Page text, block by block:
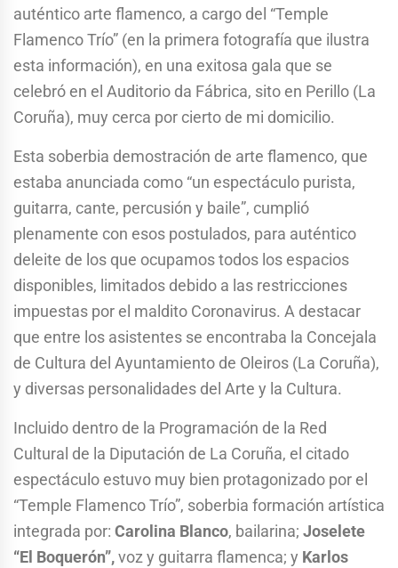
auténtico arte flamenco, a cargo del “Temple
Flamenco Trío” (en la primera fotografía que ilustra
esta información), en una exitosa gala que se
celebró en el Auditorio da Fábrica, sito en Perillo (La
Coruña), muy cerca por cierto de mi domicilio.
Esta soberbia demostración de arte flamenco, que
estaba anunciada como “un espectáculo purista,
guitarra, cante, percusión y baile”, cumplió
plenamente con esos postulados, para auténtico
deleite de los que ocupamos todos los espacios
disponibles, limitados debido a las restricciones
impuestas por el maldito Coronavirus. A destacar
que entre los asistentes se encontraba la Concejala
de Cultura del Ayuntamiento de Oleiros (La Coruña),
y diversas personalidades del Arte y la Cultura.
Incluido dentro de la Programación de la Red
Cultural de la Diputación de La Coruña, el citado
espectáculo estuvo muy bien protagonizado por el
“Temple Flamenco Trío”, soberbia formación artística
integrada por: Carolina Blanco, bailarina; Joselete
“El Boquerón”,voz y guitarra flamenca; y Karlos